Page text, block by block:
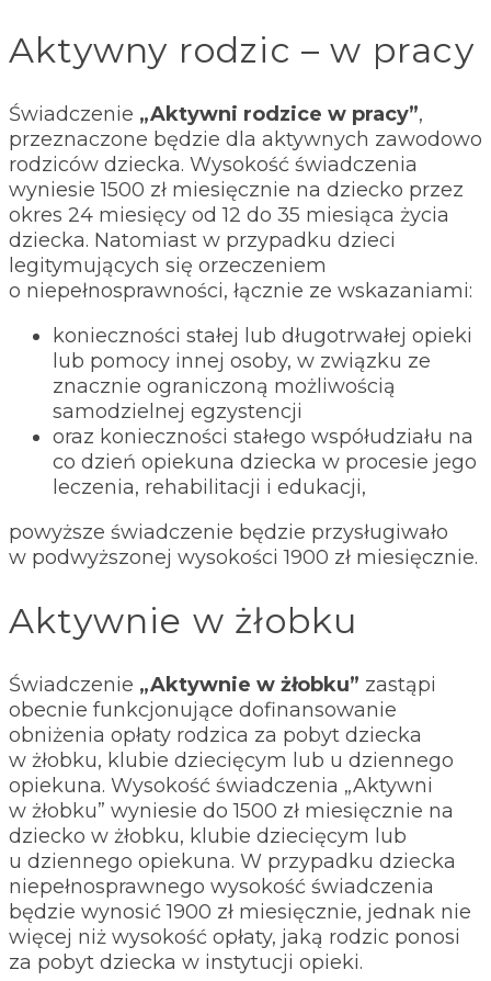
Aktywny rodzic – w pracy
Świadczenie „Aktywni rodzice w pracy”,
przeznaczone będzie dla aktywnych zawodowo
rodziców dziecka. Wysokość świadczenia
wyniesie 1500 zł miesięcznie na dziecko przez
okres 24 miesięcy od 12 do 35 miesiąca życia
dziecka. Natomiast w przypadku dzieci
legitymujących się orzeczeniem
o niepełnosprawności, łącznie ze wskazaniami:
konieczności stałej lub długotrwałej opieki
lub pomocy innej osoby, w związku ze
znacznie ograniczoną możliwością
samodzielnej egzystencji
oraz konieczności stałego współudziału na
co dzień opiekuna dziecka w procesie jego
leczenia, rehabilitacji i edukacji,
powyższe świadczenie będzie przysługiwało
w podwyższonej wysokości 1900 zł miesięcznie.
Aktywnie w żłobku
Świadczenie „Aktywnie w żłobku” zastąpi
obecnie funkcjonujące dofinansowanie
obniżenia opłaty rodzica za pobyt dziecka
w żłobku, klubie dziecięcym lub u dziennego
opiekuna. Wysokość świadczenia „Aktywni
w żłobku” wyniesie do 1500 zł miesięcznie na
dziecko w żłobku, klubie dziecięcym lub
u dziennego opiekuna. W przypadku dziecka
niepełnosprawnego wysokość świadczenia
będzie wynosić 1900 zł miesięcznie, jednak nie
więcej niż wysokość opłaty, jaką rodzic ponosi
za pobyt dziecka w instytucji opieki.